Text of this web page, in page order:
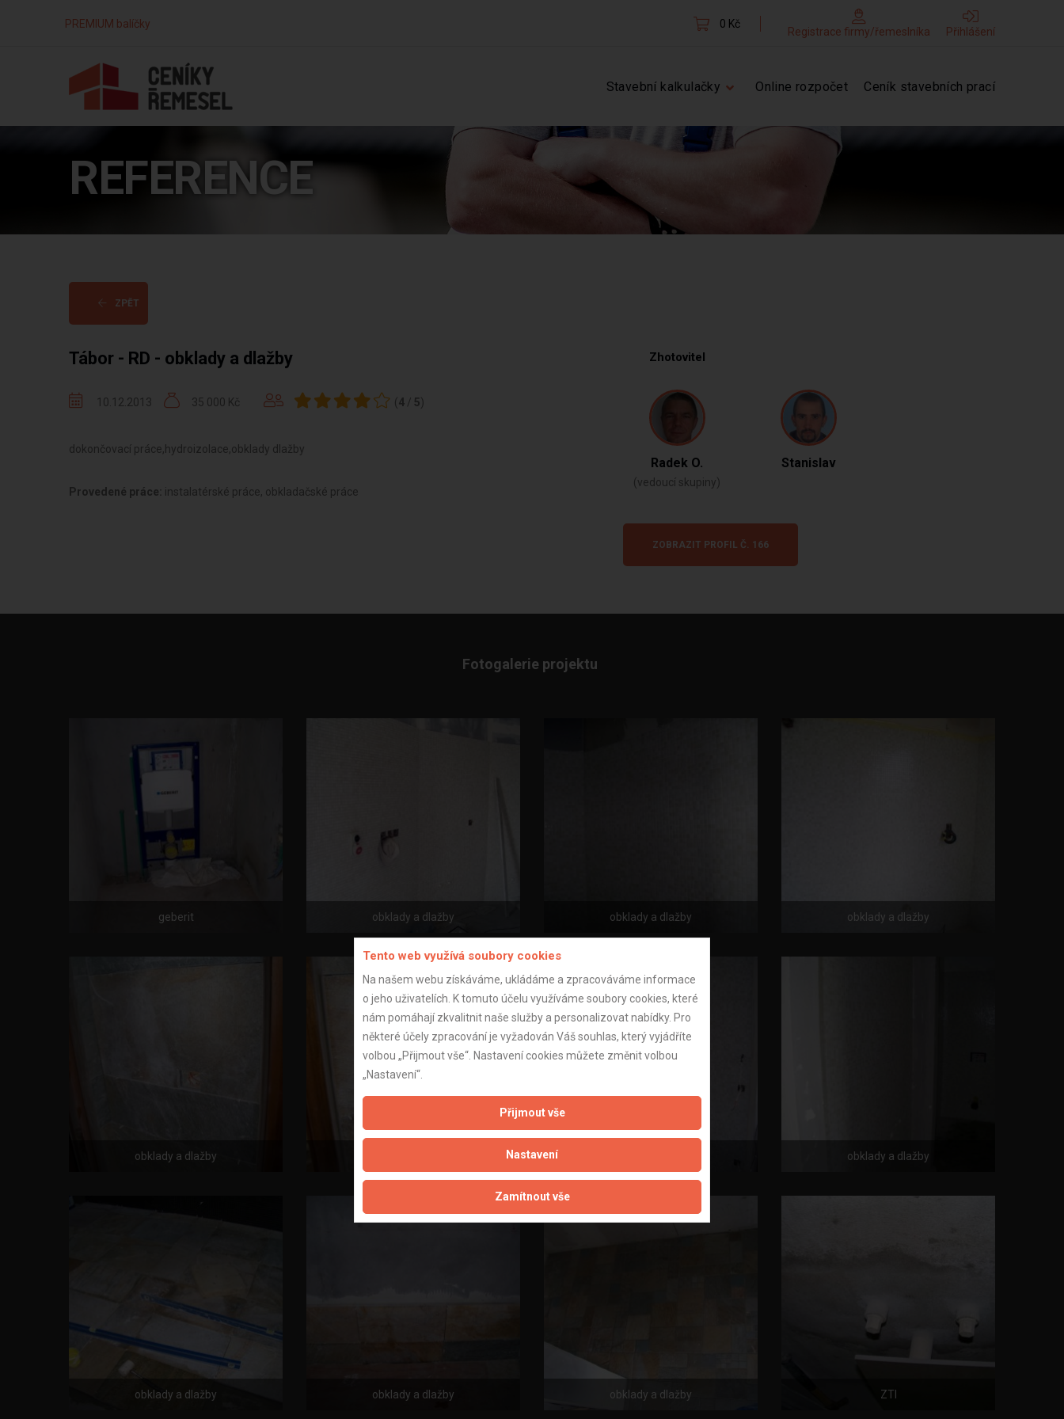
PREMIUM balíčky 0 Kč
Registrace firmy/řemeslníka Přihlášení
Stavební kalkulačky Online rozpočet Ceník stavebních prací
REFERENCE
ZPĚT
Tábor - RD - obklady a dlažby
10.12.2013 35 000 Kč ( 4 / 5)
dokončovací práce,hydroizolace,obklady dlažby
Provedené práce: instalatérské práce, obkladačské práce
Zhotovitel
Radek O.
(vedoucí skupiny)
Stanislav
ZOBRAZIT PROFIL Č. 166
Fotogalerie projektu
geberit obklady a dlažby obklady a dlažby obklady a dlažby
obklady a dlažby obklady a dlažby
obklady a dlažby obklady a dlažby obklady a dlažby ZTI
Tento web využívá soubory cookies
Na našem webu získáváme, ukládáme a zpracováváme informace
o jeho uživatelích. K tomuto účelu využíváme soubory cookies, které
nám pomáhají zkvalitnit naše služby a personalizovat nabídky. Pro
některé účely zpracování je vyžadován Váš souhlas, který vyjádříte
volbou „Přijmout vše“. Nastavení cookies můžete změnit volbou
„Nastavení“.
Přijmout vše
Nastavení
Zamítnout vše